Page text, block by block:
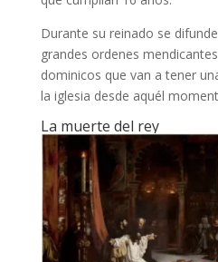
Lo mismo ocurrió con los
obligó a pagar un tributo
que cumplían 16 años.
Durante su reinado se
grandes ordenes
dominicos que van a tener
la iglesia desde aquél
La muerte del rey